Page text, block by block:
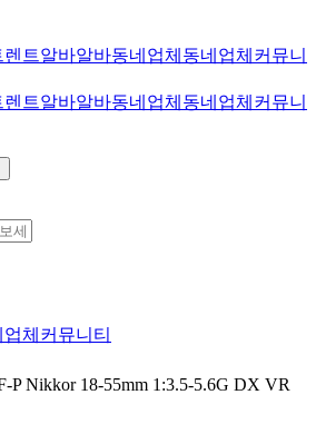
렌트알바알바동네업체 동네업체 커뮤니
렌트알바알바동네업체 동네업체 커뮤니
체 커뮤니티
P Nikkor 18-55mm 1:3.5-5.6G DX VR